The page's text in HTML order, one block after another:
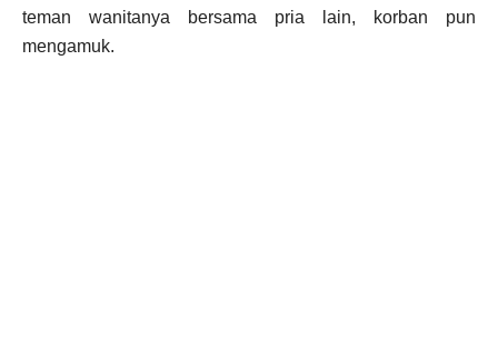
teman wanitanya bersama pria lain, korban pun
mengamuk.